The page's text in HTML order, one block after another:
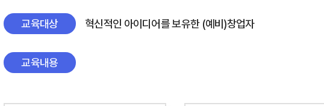
교육대상 혁신적인 아이디어를 보유한 (예비)창업자
교육내용